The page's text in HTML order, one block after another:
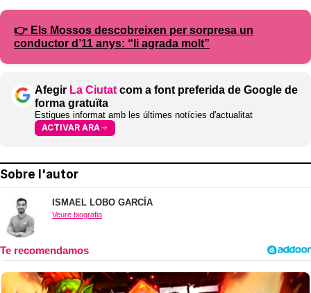
👉 Els Mossos descobreixen per sorpresa un
conductor d’11 anys: “li agrada molt”
Afegir La Ciutat com a font preferida de Google de
forma gratuïta
Estigues informat amb les últimes notícies d'actualitat
ACTIVAR ARA
Sobre l'autor
ISMAEL LOBO GARCÍA
Veure biografia